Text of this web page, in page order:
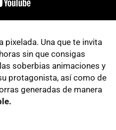
pixelada. Una que te invita
sin que consigas
soberbias animaciones y
protagonista, así como de
generadas de manera